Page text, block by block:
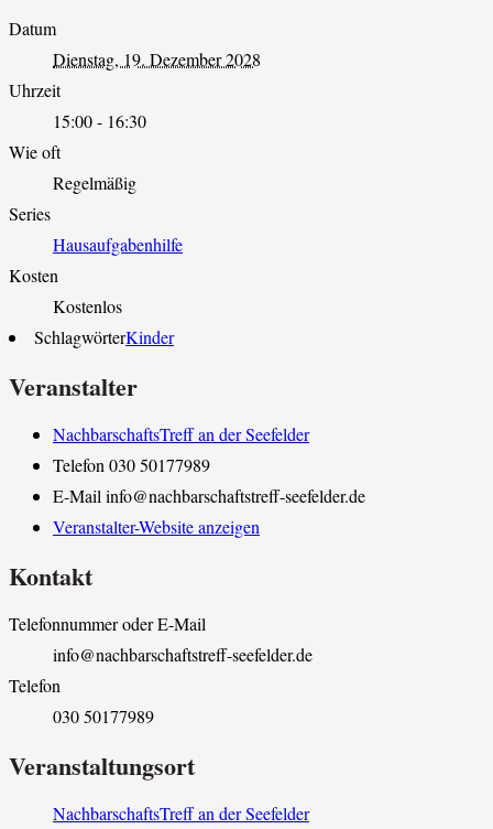
Datum
Dienstag, 19. Dezember 2028
Uhrzeit
15:00 - 16:30
Wie oft
Regelmäßig
Series
Hausaufgabenhilfe
Kosten
Kostenlos
SchlagwörterKinder
Veranstalter
NachbarschaftsTreff an der Seefelder
Telefon 030 50177989
E-Mail info@nachbarschaftstreff-seefelder.de
Veranstalter-Website anzeigen
Kontakt
Telefonnummer oder E-Mail
info@nachbarschaftstreff-seefelder.de
Telefon
030 50177989
Veranstaltungsort
NachbarschaftsTreff an der Seefelder